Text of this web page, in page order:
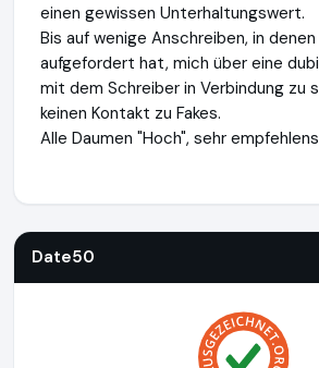
einen gewissen Unterhaltungswert.
Bis auf wenige Anschreiben, in
aufgefordert hat, mich über eine
mit dem Schreiber in Verbindung zu
keinen Kontakt zu Fakes.
Alle Daumen "Hoch", sehr
Date50